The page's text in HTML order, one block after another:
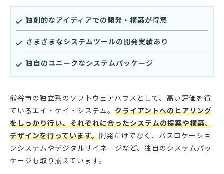
独創的なアイディアでの開発・構築が得意
さまざまなシステムツールの開発実績あり
独自のユニークなシステムパッケージ
熊谷市の独立系のソフトウェアハウスとして、高い評価を得
ているエイ・ケイ・システム。 クライアントへのヒアリング
をしっかり行い、それぞれに合ったシステムの提案や構築、
デザインを行っています。開発だけでなく、バスロケーショ
ンシステムやデジタルサイネージなど、独自のシステムパッ
ケージも取り揃えています。